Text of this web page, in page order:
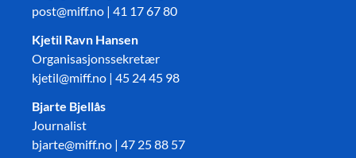
post@miff.no | 41 17 67 80
Kjetil Ravn Hansen
Organisasjonssekretær
kjetil@miff.no | 45 24 45 98
Bjarte Bjellås
Journalist
bjarte@miff.no | 47 25 88 57